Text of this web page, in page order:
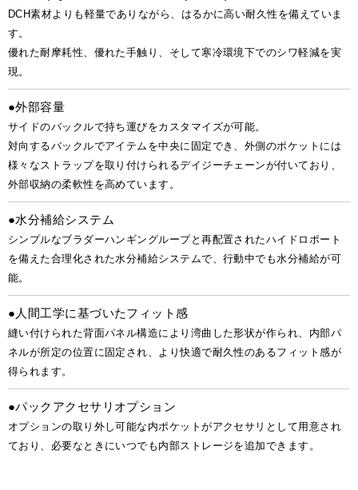
DCH素材よりも軽量でありながら、はるかに高い耐久性を備えていま
す。
優れた耐摩耗性、優れた手触り、そして寒冷環境下でのシワ軽減を実
現。
●外部容量
サイドのバックルで持ち運びをカスタマイズが可能。
対向するバックルでアイテムを中央に固定でき、外側のポケットには
様々なストラップを取り付けられるデイジーチェーンが付いており、
外部収納の柔軟性を高めています。
●水分補給システム
シンプルなブラダーハンギングループと再配置されたハイドロポート
を備えた合理化された水分補給システムで、行動中でも水分補給が可
能。
●人間工学に基づいたフィット感
縫い付けられた背面パネル構造により湾曲した形状が作られ、内部パ
ネルが所定の位置に固定され、より快適で耐久性のあるフィット感が
得られます。
●パックアクセサリオプション
オプションの取り外し可能な内ポケットがアクセサリとして用意され
ており、必要なときにいつでも内部ストレージを追加できます。